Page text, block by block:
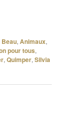
,Animaux,
pour tous,
,Quimper,Silvia